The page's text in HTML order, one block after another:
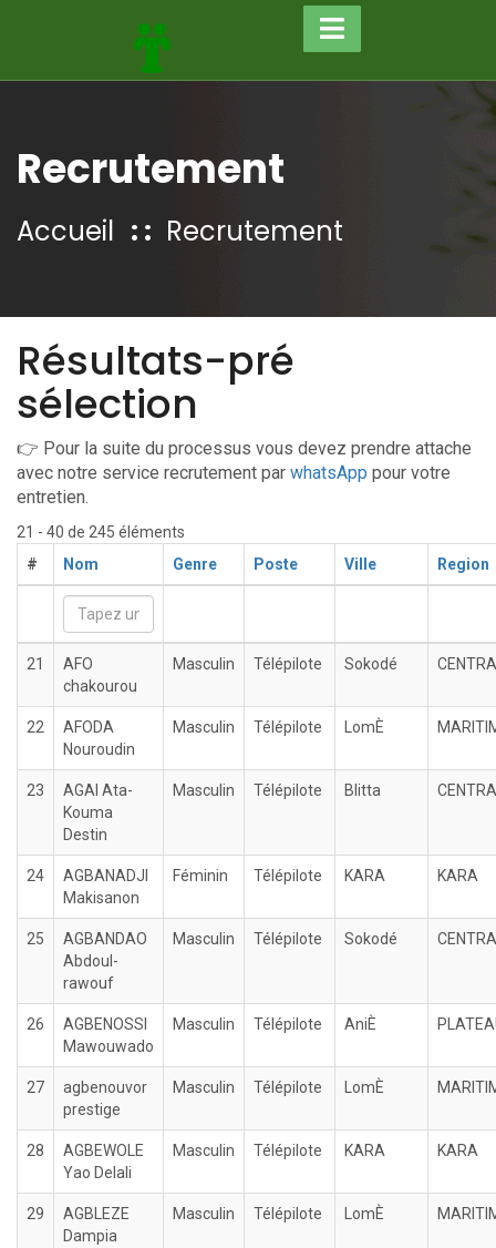
Recrutement
Accueil Recrutement
Résultats-pré
sélection
👉 Pour la suite du processus vous devez prendre attache
avec notre service recrutement par whatsApp pour votre
entretien.
21 - 40 de 245 éléments
#
Nom Genre Poste Ville Region
21
AFO
chakourou
Masculin Télépilote Sokodé
22
AFODA
Nouroudin
Masculin Télépilote LomÈ
23
AGAI Ata-
Kouma
Destin
Masculin Télépilote Blitta
24
AGBANADJI
Makisanon
Féminin Télépilote KARA KARA
25
AGBANDAO
Abdoul-
rawouf
Masculin Télépilote Sokodé
26
AGBENOSSI
Mawouwado
Masculin Télépilote AniÈ
27
agbenouvor
prestige
Masculin Télépilote LomÈ
28
AGBEWOLE
Yao Delali
Masculin Télépilote KARA KARA
29
AGBLEZE
Dampia
Masculin Télépilote LomÈ